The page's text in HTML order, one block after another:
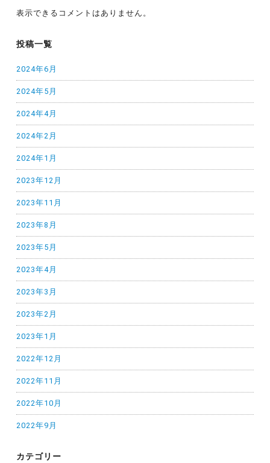
表示できるコメントはありません。
投稿一覧
2024年6月
2024年5月
2024年4月
2024年2月
2024年1月
2023年12月
2023年11月
2023年8月
2023年5月
2023年4月
2023年3月
2023年2月
2023年1月
2022年12月
2022年11月
2022年10月
2022年9月
カテゴリー